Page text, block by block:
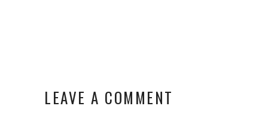
LEAVE A COMMENT